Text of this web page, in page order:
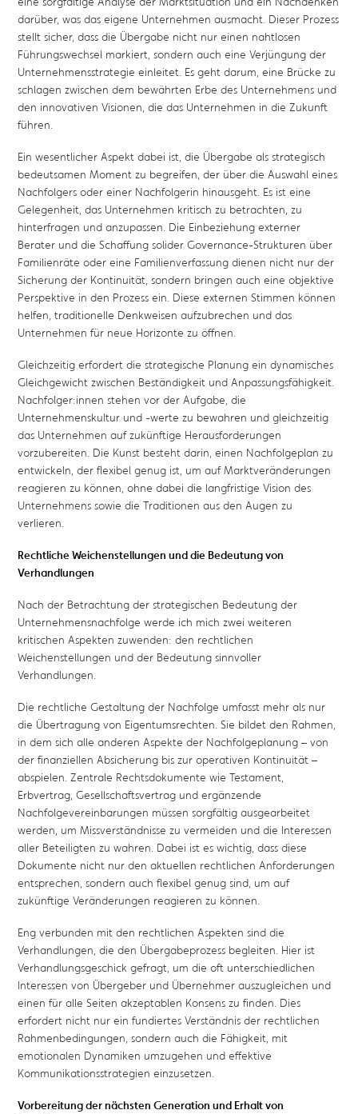
darüber, was das eigene Unternehmen ausmacht. Dieser Prozess
stellt sicher, dass die Übergabe nicht nur einen nahtlosen
Führungswechsel markiert, sondern auch eine Verjüngung der
Unternehmensstrategie einleitet. Es geht darum, eine Brücke zu
schlagen zwischen dem bewährten Erbe des Unternehmens und
den innovativen Visionen, die das Unternehmen in die Zukunft
führen.
Ein wesentlicher Aspekt dabei ist, die Übergabe als strategisch
bedeutsamen Moment zu begreifen, der über die Auswahl eines
Nachfolgers oder einer Nachfolgerin hinausgeht. Es ist eine
Gelegenheit, das Unternehmen kritisch zu betrachten, zu
hinterfragen und anzupassen. Die Einbeziehung externer
Berater und die Schaffung solider Governance-Strukturen über
Familienräte oder eine Familienverfassung dienen nicht nur der
Sicherung der Kontinuität, sondern bringen auch eine objektive
Perspektive in den Prozess ein. Diese externen Stimmen können
helfen, traditionelle Denkweisen aufzubrechen und das
Unternehmen für neue Horizonte zu öffnen.
Gleichzeitig erfordert die strategische Planung ein dynamisches
Gleichgewicht zwischen Beständigkeit und Anpassungsfähigkeit.
Nachfolger:innen stehen vor der Aufgabe, die
Unternehmenskultur und -werte zu bewahren und gleichzeitig
das Unternehmen auf zukünftige Herausforderungen
vorzubereiten. Die Kunst besteht darin, einen Nachfolgeplan zu
entwickeln, der flexibel genug ist, um auf Marktveränderungen
reagieren zu können, ohne dabei die langfristige Vision des
Unternehmens sowie die Traditionen aus den Augen zu
verlieren.
Rechtliche Weichenstellungen und die Bedeutung von
Verhandlungen
Nach der Betrachtung der strategischen Bedeutung der
Unternehmensnachfolge werde ich mich zwei weiteren
kritischen Aspekten zuwenden: den rechtlichen
Weichenstellungen und der Bedeutung sinnvoller
Verhandlungen.
Die rechtliche Gestaltung der Nachfolge umfasst mehr als nur
die Übertragung von Eigentumsrechten. Sie bildet den Rahmen,
in dem sich alle anderen Aspekte der Nachfolgeplanung – von
der finanziellen Absicherung bis zur operativen Kontinuität –
abspielen. Zentrale Rechtsdokumente wie Testament,
Erbvertrag, Gesellschaftsvertrag und ergänzende
Nachfolgevereinbarungen müssen sorgfältig ausgearbeitet
werden, um Missverständnisse zu vermeiden und die Interessen
aller Beteiligten zu wahren. Dabei ist es wichtig, dass diese
Dokumente nicht nur den aktuellen rechtlichen Anforderungen
entsprechen, sondern auch flexibel genug sind, um auf
zukünftige Veränderungen reagieren zu können.
Eng verbunden mit den rechtlichen Aspekten sind die
Verhandlungen, die den Übergabeprozess begleiten. Hier ist
Verhandlungsgeschick gefragt, um die oft unterschiedlichen
Interessen von Übergeber und Übernehmer auszugleichen und
einen für alle Seiten akzeptablen Konsens zu finden. Dies
erfordert nicht nur ein fundiertes Verständnis der rechtlichen
Rahmenbedingungen, sondern auch die Fähigkeit, mit
emotionalen Dynamiken umzugehen und effektive
Kommunikationsstrategien einzusetzen.
Vorbereitung der nächsten Generation und Erhalt von